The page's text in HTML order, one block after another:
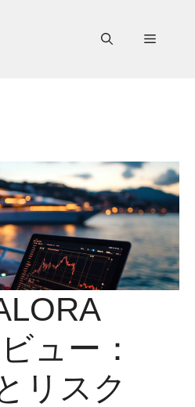
メ
ー
ュー：
リスク